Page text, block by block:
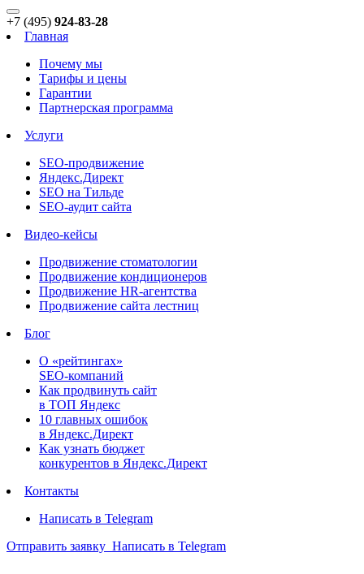
+7 (495) 924-83-28
Главная
Почему мы
Тарифы и цены
Гарантии
Партнерская программа
Услуги
SEO-продвижение
Яндекс.Директ
SEO на Тильде
SEO-аудит сайта
Видео-кейсы
Продвижение стоматологии
Продвижение кондиционеров
Продвижение HR-агентства
Продвижение сайта лестниц
Блог
О «рейтингах»
SEO-компаний
Как продвинуть сайт
в ТОП Яндекс
10 главных ошибок
в Яндекс.Директ
Как узнать бюджет
конкурентов в Яндекс.Директ
Контакты
Написать в Telegram
Отправить заявку Написать в Telegram